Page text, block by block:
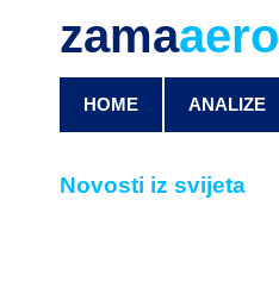
zamaaero
HOME ANALIZE
Novosti iz svijeta